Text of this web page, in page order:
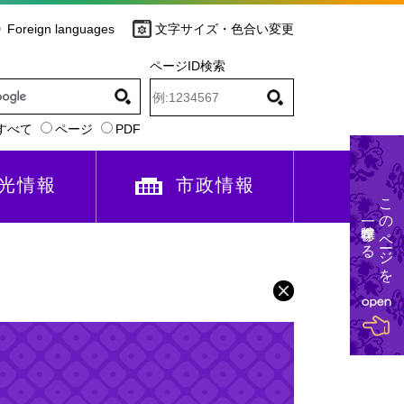
Foreign languages 文字サイズ・色合い変更
べて ページ PDF
ページID検索
情報 市政情報
このページを
一時保存する